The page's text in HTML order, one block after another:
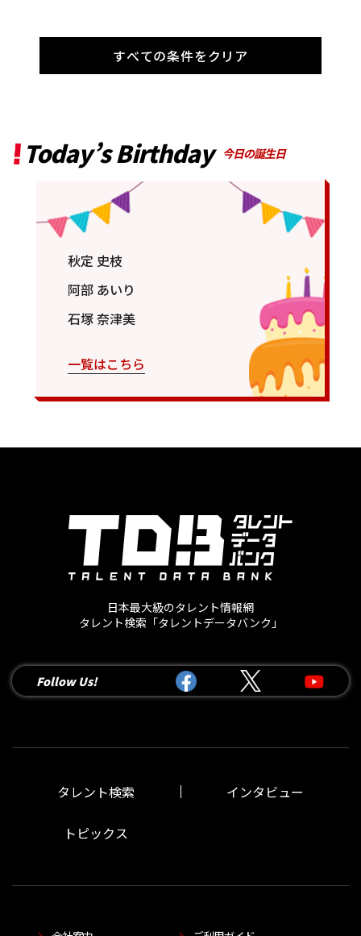
すべての条件をクリア
Today’s Birthday 今日の誕生日
秋定 史枝
阿部 あいり
石塚 奈津美
一覧はこちら
日本最大級のタレント情報網
タレント検索「タレントデータバンク」
Follow Us!
タレント検索 インタビュー
トピックス